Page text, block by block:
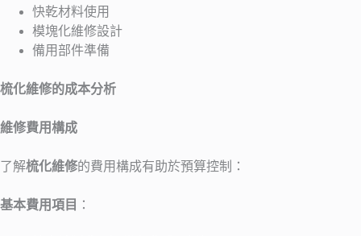
快乾材料使用
模塊化維修設計
備用部件準備
梳化維修的成本分析
維修費用構成
了解梳化維修的費用構成有助於預算控制：
基本費用項目 ：